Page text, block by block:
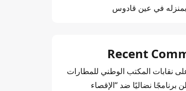
في عين قادوس
Recent
نقابات المكتب الوطني للمطارات
برنامجًا نضاليًا ضد “الإقصاء